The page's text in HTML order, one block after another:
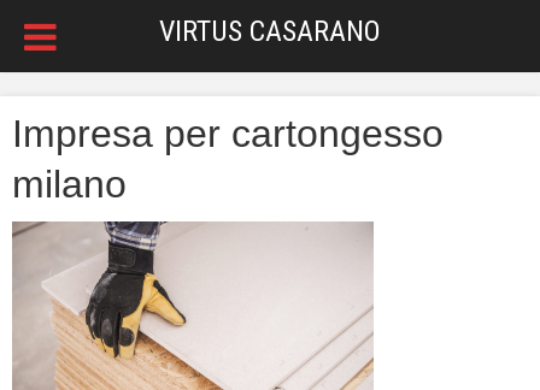
VIRTUS CASARANO
Impresa per cartongesso
milano